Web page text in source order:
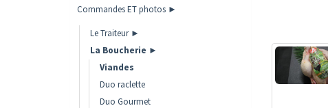
Commandes ET photos ►
Le Traiteur ►
La Boucherie ►
Viandes
Duo raclette
Duo Gourmet